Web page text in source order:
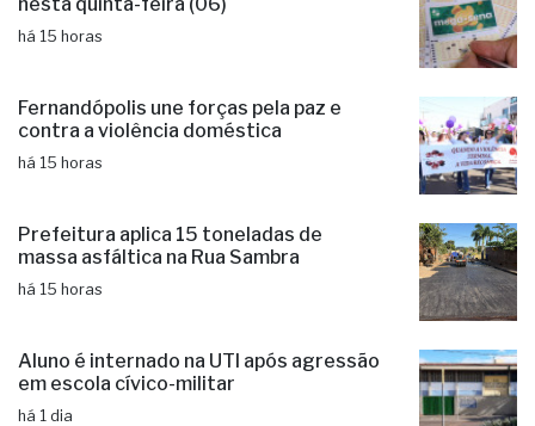
há 15 horas
Fernandópolis une forças pela paz e
contra a violência doméstica
há 15 horas
Prefeitura aplica 15 toneladas de
massa asfáltica na Rua Sambra
há 15 horas
Aluno é internado na UTI após agressão
em escola cívico-militar
há 1 dia